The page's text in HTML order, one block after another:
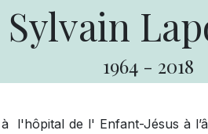
Sylvain
1964 - 2018
l'hôpital de l' Enfant-Jésus à